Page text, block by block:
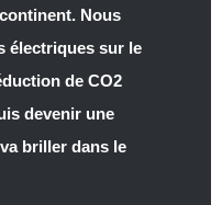
Nous
électriques sur le
de CO2
devenir une
briller dans le